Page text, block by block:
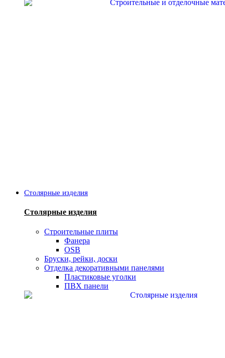
Столярные изделия
Столярные изделия
Строительные плиты
Фанера
OSB
Бруски, рейки, доски
Отделка декоративными панелями
Пластиковые уголки
ПВХ панели